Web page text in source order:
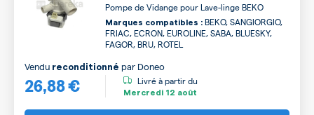
Pompe de Vidange pour Lave-linge BEKO
Marques compatibles : BEKO, SANGIORGIO,
FRIAC, ECRON, EUROLINE, SABA, BLUESKY,
FAGOR, BRU, ROTEL
26,88 €
Vendu reconditionné par Doneo
Livré à partir du
Mercredi 12 août